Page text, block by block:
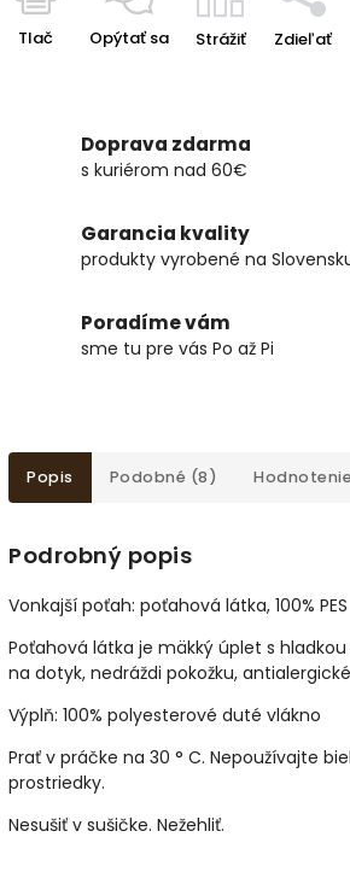
Tlač Opýtať sa Strážiť Zdieľať
Doprava zdarma
s kuriérom nad 60€
Garancia kvality
produkty vyrobené na
Poradíme vám
sme tu pre vás Po až Pi
Popis Podobné (8) Hodnotenie
Podrobný popis
Vonkajší poťah: poťahová látka, 100% PES
Poťahová látka je mäkký úplet s
na dotyk, nedráždi pokožku,
Výplň: 100% polyesterové duté vlákno
Prať v práčke na 30 ° C. Nepoužívajte
prostriedky.
Nesušiť v sušičke. Nežehliť.